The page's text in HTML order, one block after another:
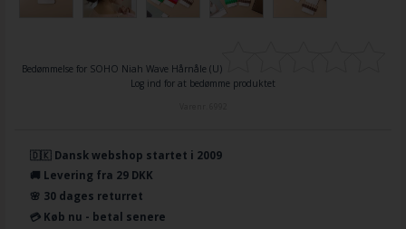
Bedømmelse for SOHO Niah Wave Hårnåle (U)
Log ind for at bedømme produktet
🇩🇰 Dansk webshop startet i 2009
🚚 Levering fra 29 DKK
🌸 30 dages returret
💳 Køb nu - betal senere